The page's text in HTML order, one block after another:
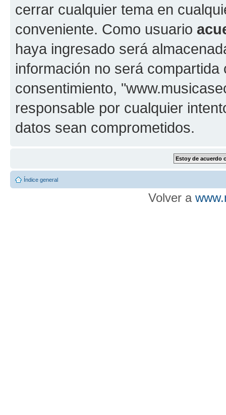
cerrar cualquier tema en
conveniente. Como usuario
haya ingresado será
información no será
consentimiento,
responsable por cualquier
datos sean comprometidos.
Índice general
Volver a